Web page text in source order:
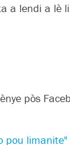
a lendi a lè
pòs
pou limanite"